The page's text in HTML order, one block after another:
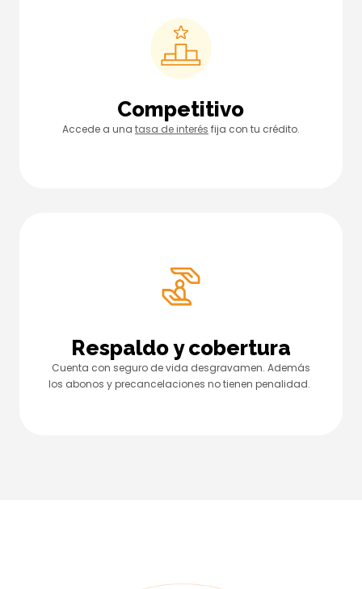
Competitivo
Accede a una tasa de interés fija con tu crédito.
Respaldo y cobertura
Cuenta con seguro de vida desgravamen. Además
los abonos y precancelaciones no tienen penalidad.